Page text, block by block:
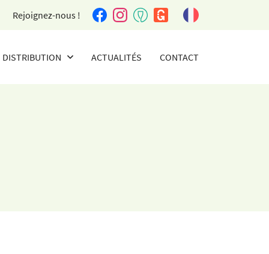
Rejoignez-nous !
DISTRIBUTION ACTUALITÉS CONTACT